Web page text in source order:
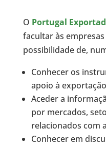
O Portugal
facultar às
possibilidade de,
Conhecer os
apoio à
Aceder a
por mercados,
relacionados com
Conhecer em